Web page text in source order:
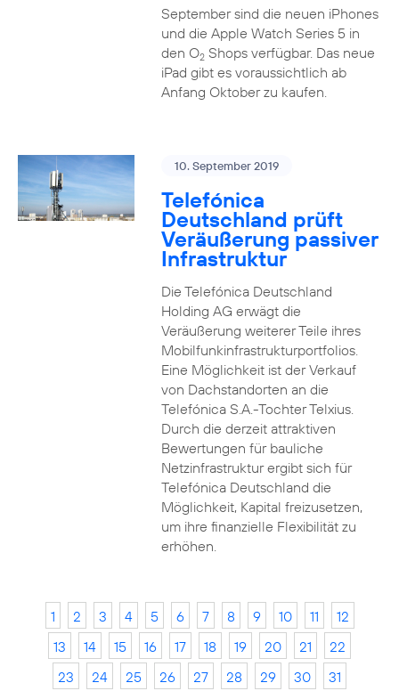
September sind die neuen iPhones
und die Apple Watch Series 5 in
den O2Shops verfügbar. Das neue
iPad gibt es voraussichtlich ab
Anfang Oktober zu kaufen.
10. September 2019
Telefónica
Deutschland prüft
Veräußerung passiver
Infrastruktur
Die Telefónica Deutschland
Holding AG erwägt die
Veräußerung weiterer Teile ihres
Mobilfunkinfrastrukturportfolios.
Eine Möglichkeit ist der Verkauf
von Dachstandorten an die
Telefónica S.A.-Tochter Telxius.
Durch die derzeit attraktiven
Bewertungen für bauliche
Netzinfrastruktur ergibt sich für
Telefónica Deutschland die
Möglichkeit, Kapital freizusetzen,
um ihre finanzielle Flexibilität zu
erhöhen.
1 2 3 4 5 6 7 8 9 10 11
12
13
14 15 16 17 18 19 20 21
22
23
24 25 26 27 28 29 30
31